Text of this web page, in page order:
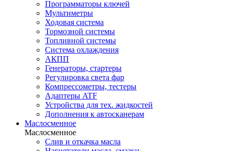
Программаторы ключей
Мультиметры
Ходовая система
Тормозной системы
Топливной системы
Система охлаждения
АКПП
Генераторы, стартеры
Регулировка света фар
Компрессометры, тестеры
Адаптеры ATF
Устройства для тех. жидкостей
Дополнения к автосканерам
Маслосменное
Маслосменное
Слив и откачка масла